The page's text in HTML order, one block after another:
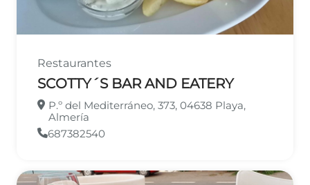
Restaurantes
SCOTTY´S BAR AND EATERY
P.º del Mediterráneo, 373, 04638 Playa,
Almería
687382540